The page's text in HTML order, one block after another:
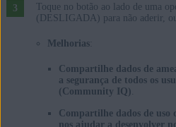
Toque no botão ao lado de uma
(DESLIGADA) para não aderir,
Melhorias:
Compartilhe dados de
a segurança de todos os
(Community IQ)
Compartilhe dados de uso
nos ajudar a desenvolver